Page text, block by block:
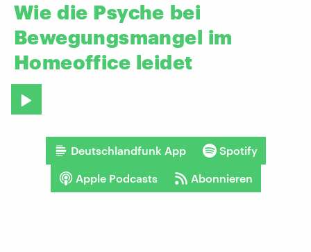
Wie die Psyche bei
Bewegungsmangel im
Homeoffice leidet
Deutschlandfunk App Spotify
Apple Podcasts Abonnieren